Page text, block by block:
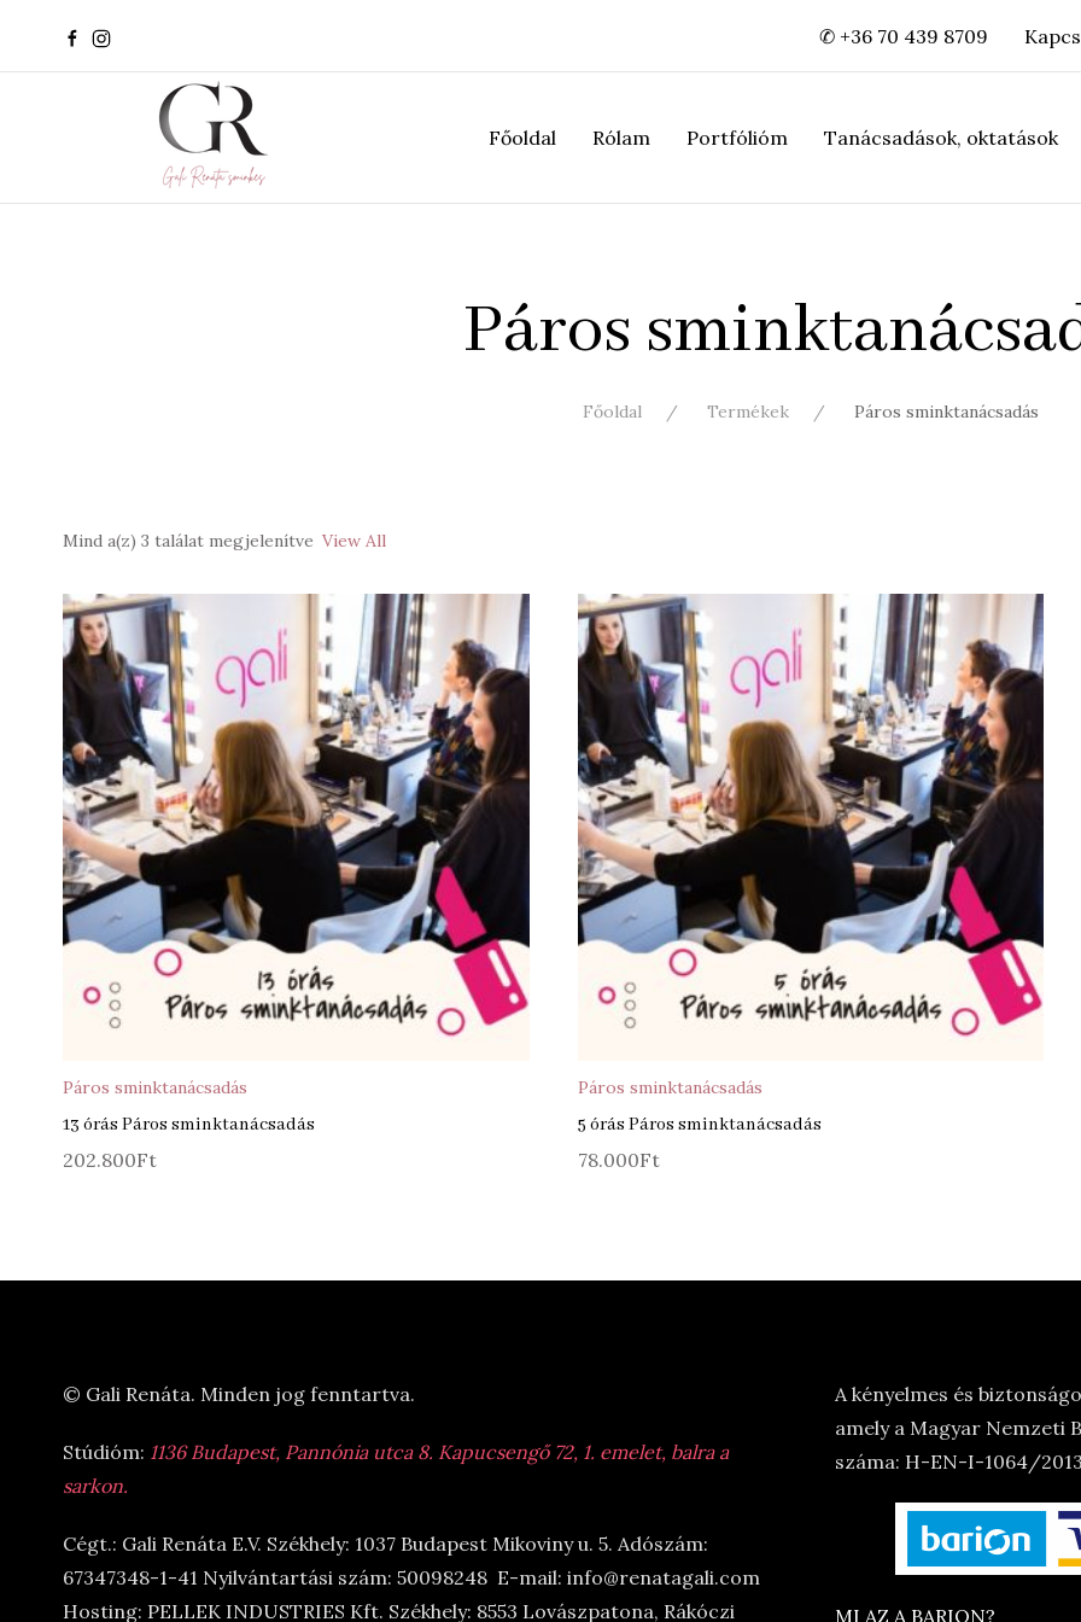
✆ +36 70 439 8709
Főoldal Rólam Portfólióm Tanácsadások, oktatások
Páros
Főoldal Termékek Páros sminktanácsadás
Mind a(z) 3 találat megjelenítve View All
KOSÁRBA TESZEM
Páros sminktanácsadás
13 órás Páros sminktanácsadás
202.800Ft
Páros sminktanácsadás
5 órás Páros sminktanácsadás
78.000Ft
© Gali Renáta. Minden jog fenntartva.
Stúdióm: 1136 Budapest, Pannónia utca 8. Kapucsengő 72, 1. emelet, balra a
sarkon.
Cégt.: Gali Renáta E.V. Székhely: 1037 Budapest Mikoviny u. 5. Adószám:
67347348-1-41 Nyilvántartási szám: 50098248 E-mail: info@renatagali.com
Hosting: PELLEK INDUSTRIES Kft. Székhely: 8553 Lovászpatona, Rákóczi
A kényelmes és
amely a Magyar Nemzeti
száma: H-EN-I-1064/
MI AZ A BARION?